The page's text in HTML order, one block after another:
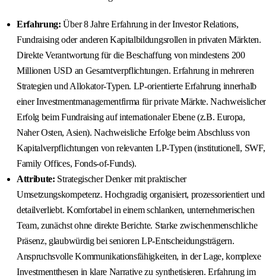
Erfahrung: Über 8 Jahre Erfahrung in der Investor Relations,
Fundraising oder anderen Kapitalbildungsrollen in privaten Märkten.
Direkte Verantwortung für die Beschaffung von mindestens 200
Millionen USD an Gesamtverpflichtungen. Erfahrung in mehreren
Strategien und Allokator-Typen. LP-orientierte Erfahrung innerhalb
einer Investmentmanagementfirma für private Märkte. Nachweislicher
Erfolg beim Fundraising auf internationaler Ebene (z.B. Europa,
Naher Osten, Asien). Nachweisliche Erfolge beim Abschluss von
Kapitalverpflichtungen von relevanten LP-Typen (institutionell, SWF,
Family Offices, Fonds-of-Funds).
Attribute: Strategischer Denker mit praktischer
Umsetzungskompetenz. Hochgradig organisiert, prozessorientiert und
detailverliebt. Komfortabel in einem schlanken, unternehmerischen
Team, zunächst ohne direkte Berichte. Starke zwischenmenschliche
Präsenz, glaubwürdig bei senioren LP-Entscheidungsträgern.
Anspruchsvolle Kommunikationsfähigkeiten, in der Lage, komplexe
Investmentthesen in klare Narrative zu synthetisieren. Erfahrung im